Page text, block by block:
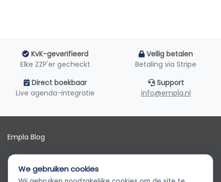
KvK-geverifieerd
Elke ZZP'er gecheckt
Veilig betalen
Betaling via Stripe
Direct boekbaar
Live agenda-integratie
Support
info@empla.nl
Empla Blog
Algemene voorwaarden
We gebruiken cookies